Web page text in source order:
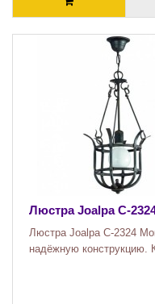
Люстра Joalpa C-
Люстра Joalpa C-2324
надёжную конструкцию.